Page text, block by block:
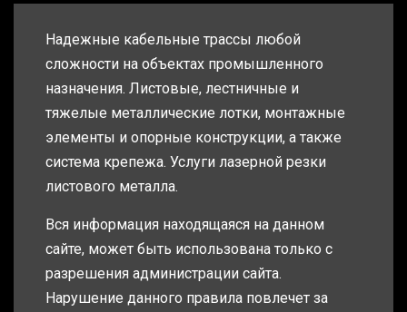
Надежные кабельные трассы любой
сложности на объектах промышленного
назначения. Листовые, лестничные и
тяжелые металлические лотки, монтажные
элементы и опорные конструкции, а также
система крепежа. Услуги лазерной резки
листового металла.
Вся информация находящаяся на данном
сайте, может быть использована только с
разрешения администрации сайта.
Нарушение данного правила повлечет за